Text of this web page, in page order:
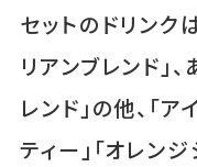
セットのドリンク
リアンブレンド」
レンド」の他、「
ティー」「オレンジ